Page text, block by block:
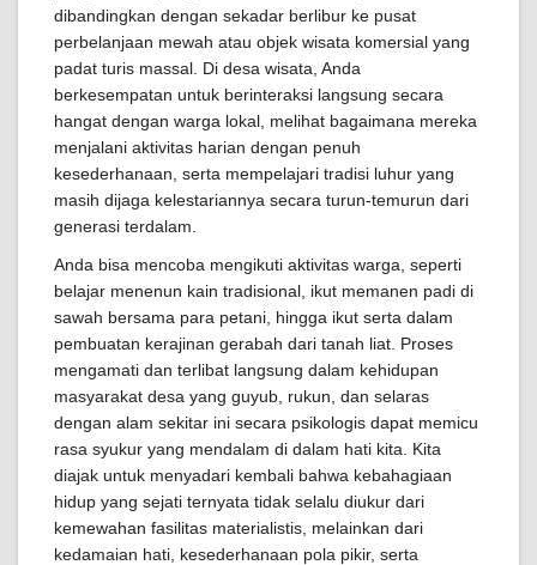
dibandingkan dengan sekadar berlibur ke pusat
perbelanjaan mewah atau objek wisata komersial yang
padat turis massal. Di desa wisata, Anda
berkesempatan untuk berinteraksi langsung secara
hangat dengan warga lokal, melihat bagaimana mereka
menjalani aktivitas harian dengan penuh
kesederhanaan, serta mempelajari tradisi luhur yang
masih dijaga kelestariannya secara turun-temurun dari
generasi terdalam.
Anda bisa mencoba mengikuti aktivitas warga, seperti
belajar menenun kain tradisional, ikut memanen padi di
sawah bersama para petani, hingga ikut serta dalam
pembuatan kerajinan gerabah dari tanah liat. Proses
mengamati dan terlibat langsung dalam kehidupan
masyarakat desa yang guyub, rukun, dan selaras
dengan alam sekitar ini secara psikologis dapat memicu
rasa syukur yang mendalam di dalam hati kita. Kita
diajak untuk menyadari kembali bahwa kebahagiaan
hidup yang sejati ternyata tidak selalu diukur dari
kemewahan fasilitas materialistis, melainkan dari
kedamaian hati, kesederhanaan pola pikir, serta